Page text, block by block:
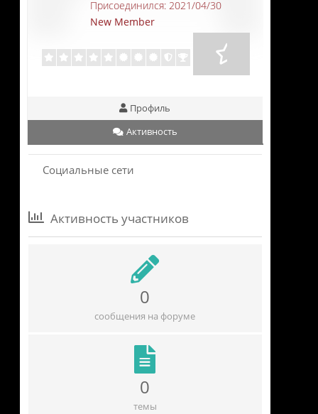
Присоединился: 2021/04/30
New Member
Профиль
Активность
Социальные сети
Активность участников
0
сообщения на форуме
0
темы